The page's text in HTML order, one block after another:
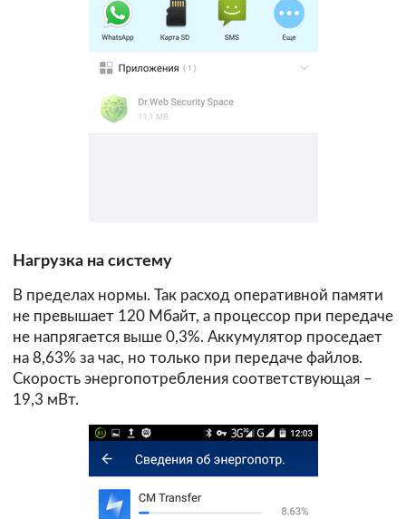
Нагрузка на систему
В пределах нормы. Так расход оперативной памяти
не превышает 120 Мбайт, а процессор при передаче
не напрягается выше 0,3%. Аккумулятор проседает
на 8,63% за час, но только при передаче файлов.
Скорость энергопотребления соответствующая –
19,3 мВт.